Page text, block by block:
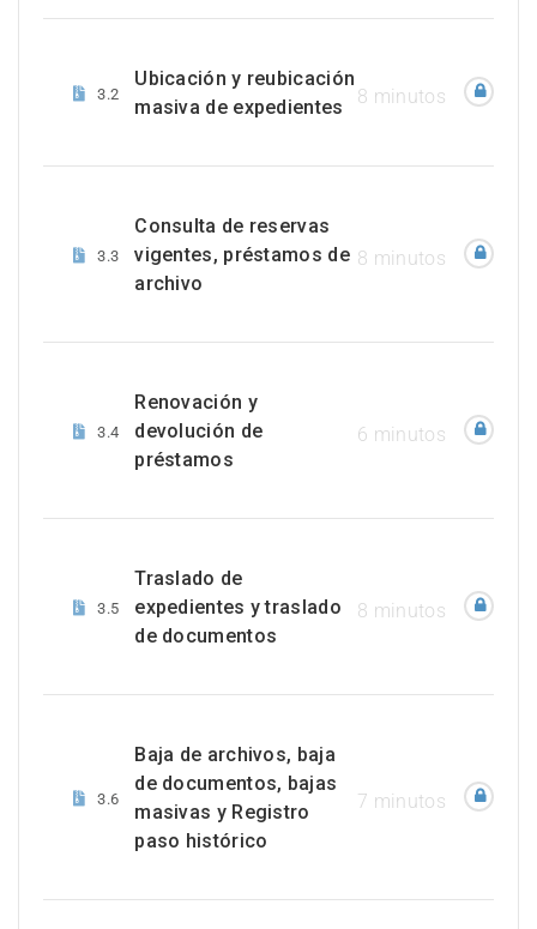
3.2
Ubicación y reubicación
masiva de expedientes
8 minutos
3.3
Consulta de reservas
vigentes, préstamos de
archivo
8 minutos
3.4
Renovación y
devolución de
préstamos
6 minutos
3.5
Traslado de
expedientes y traslado
de documentos
8 minutos
3.6
Baja de archivos, baja
de documentos, bajas
masivas y Registro
paso histórico
7 minutos